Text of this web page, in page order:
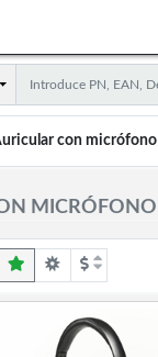
con micrófono
MICRÓFONO